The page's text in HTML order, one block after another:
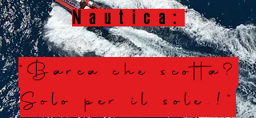
Nautica:
"Barca che scotta?
Solo per il sole.!"